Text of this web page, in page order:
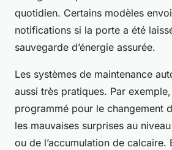
quotidien. Certains modèles
notifications si la porte a été
sauvegarde d’énergie assurée.
Les systèmes de maintenance
aussi très pratiques. Par
programmé pour le changement
les mauvaises surprises au
ou de l’accumulation de calcaire.